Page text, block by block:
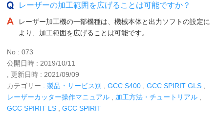
レーザーの加工範囲を広げることは可能ですか？
レーザー加工機の一部機種は、機械本体と出力ソフトの設定に
より、加工範囲を広げることは可能です。
No : 073
公開日時 : 2019/10/11
, 更新日時 : 2021/09/09
カテゴリー : 製品・サービス別 GCC S400 GCC SPIRIT GLS
レーザーカッター操作マニュアル
加工方法・チュートリアル
GCC SPIRIT LS
GCC SPIRIT